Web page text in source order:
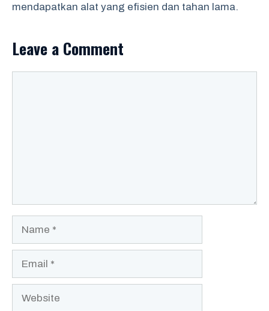
mendapatkan alat yang efisien dan tahan lama.
Leave a Comment